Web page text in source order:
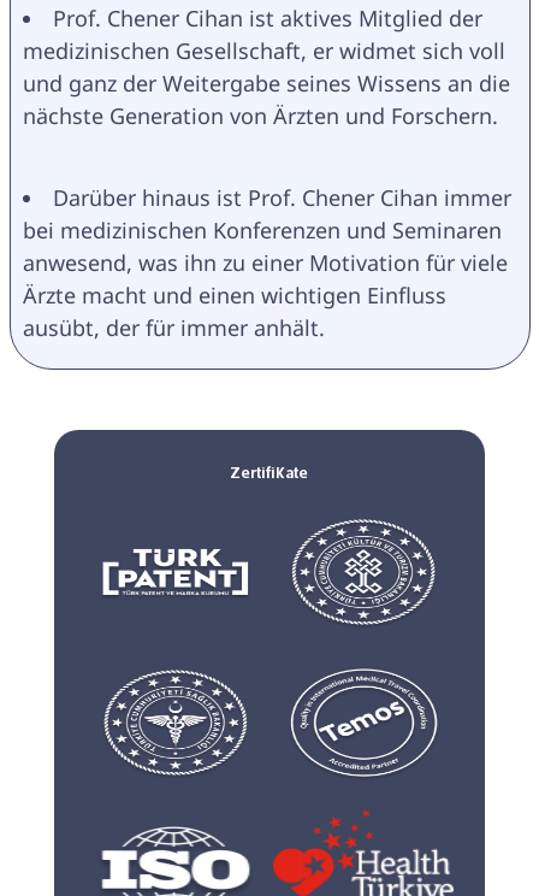
Prof. Chener Cihan ist aktives Mitglied der
medizinischen Gesellschaft, er widmet sich voll
und ganz der Weitergabe seines Wissens an die
nächste Generation von Ärzten und Forschern.
Darüber hinaus ist Prof. Chener Cihan immer
bei medizinischen Konferenzen und Seminaren
anwesend, was ihn zu einer Motivation für viele
Ärzte macht und einen wichtigen Einfluss
ausübt, der für immer anhält.
Zertifikate